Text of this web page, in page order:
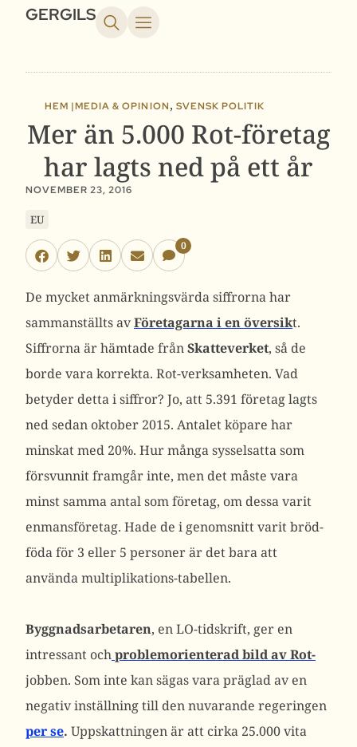
GERGILS
HEM |MEDIA & OPINION, SVENSK POLITIK
Mer än 5.000 Rot-företag
har lagts ned på ett år
NOVEMBER 23, 2016
EU
0
De mycket anmärkningsvärda siffrorna har
sammanställts avFöretagarna i en översikt.
Siffrorna är hämtade frånSkatteverket, så de
borde vara korrekta. Rot-verksamheten. Vad
betyder detta i siffror? Jo, att 5.391 företag lagts
ned sedan oktober 2015. Antalet köpare har
minskat med 20%. Hur många sysselsatta som
försvunnit framgår inte, men det måste vara
minst samma antal som företag, om dessa varit
enmansföretag. Hade de i genomsnitt varit bröd-
föda för 3 eller 5 personer är det bara att
använda multiplikations-tabellen.
Byggnadsarbetaren, en LO-tidskrift, ger en
intressant ochproblemorienterad bild av Rot-
jobben. Som inte kan sägas vara präglad av en
negativ inställning till den nuvarande regeringen
per se. Uppskattningen är att cirka 25.000 vita